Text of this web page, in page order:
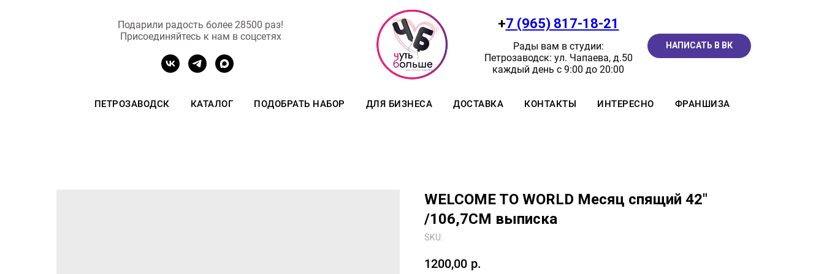
Подарили радость более 28500 раз!
Присоединяйтесь к нам в соцсетях
+7 (965) 817-18-21
Рады вам в студии:
Петрозаводск: ул. Чапаева, д.50
каждый день с 9:00 до 20:00
НАПИСАТЬ В ВК
ПЕТРОЗАВОДСК КАТАЛОГ ПОДОБРАТЬ НАБОР ДЛЯ БИЗНЕСА ДОСТАВКА КОНТАКТЫ ИНТЕРЕСНО ФРАНШИЗА
WELCOME TO WORLD Месяц спящий 42"
/106,7CM выписка
SKU:
1200,00 р.